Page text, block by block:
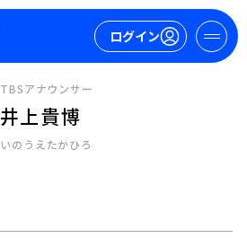
ログイン
TBSアナウンサー
井上貴博
いのうえたかひろ